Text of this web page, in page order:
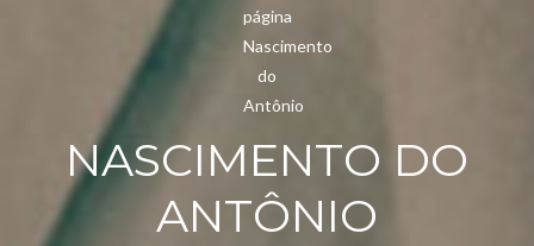
NASCIMENTO DO
ANTÔNIO